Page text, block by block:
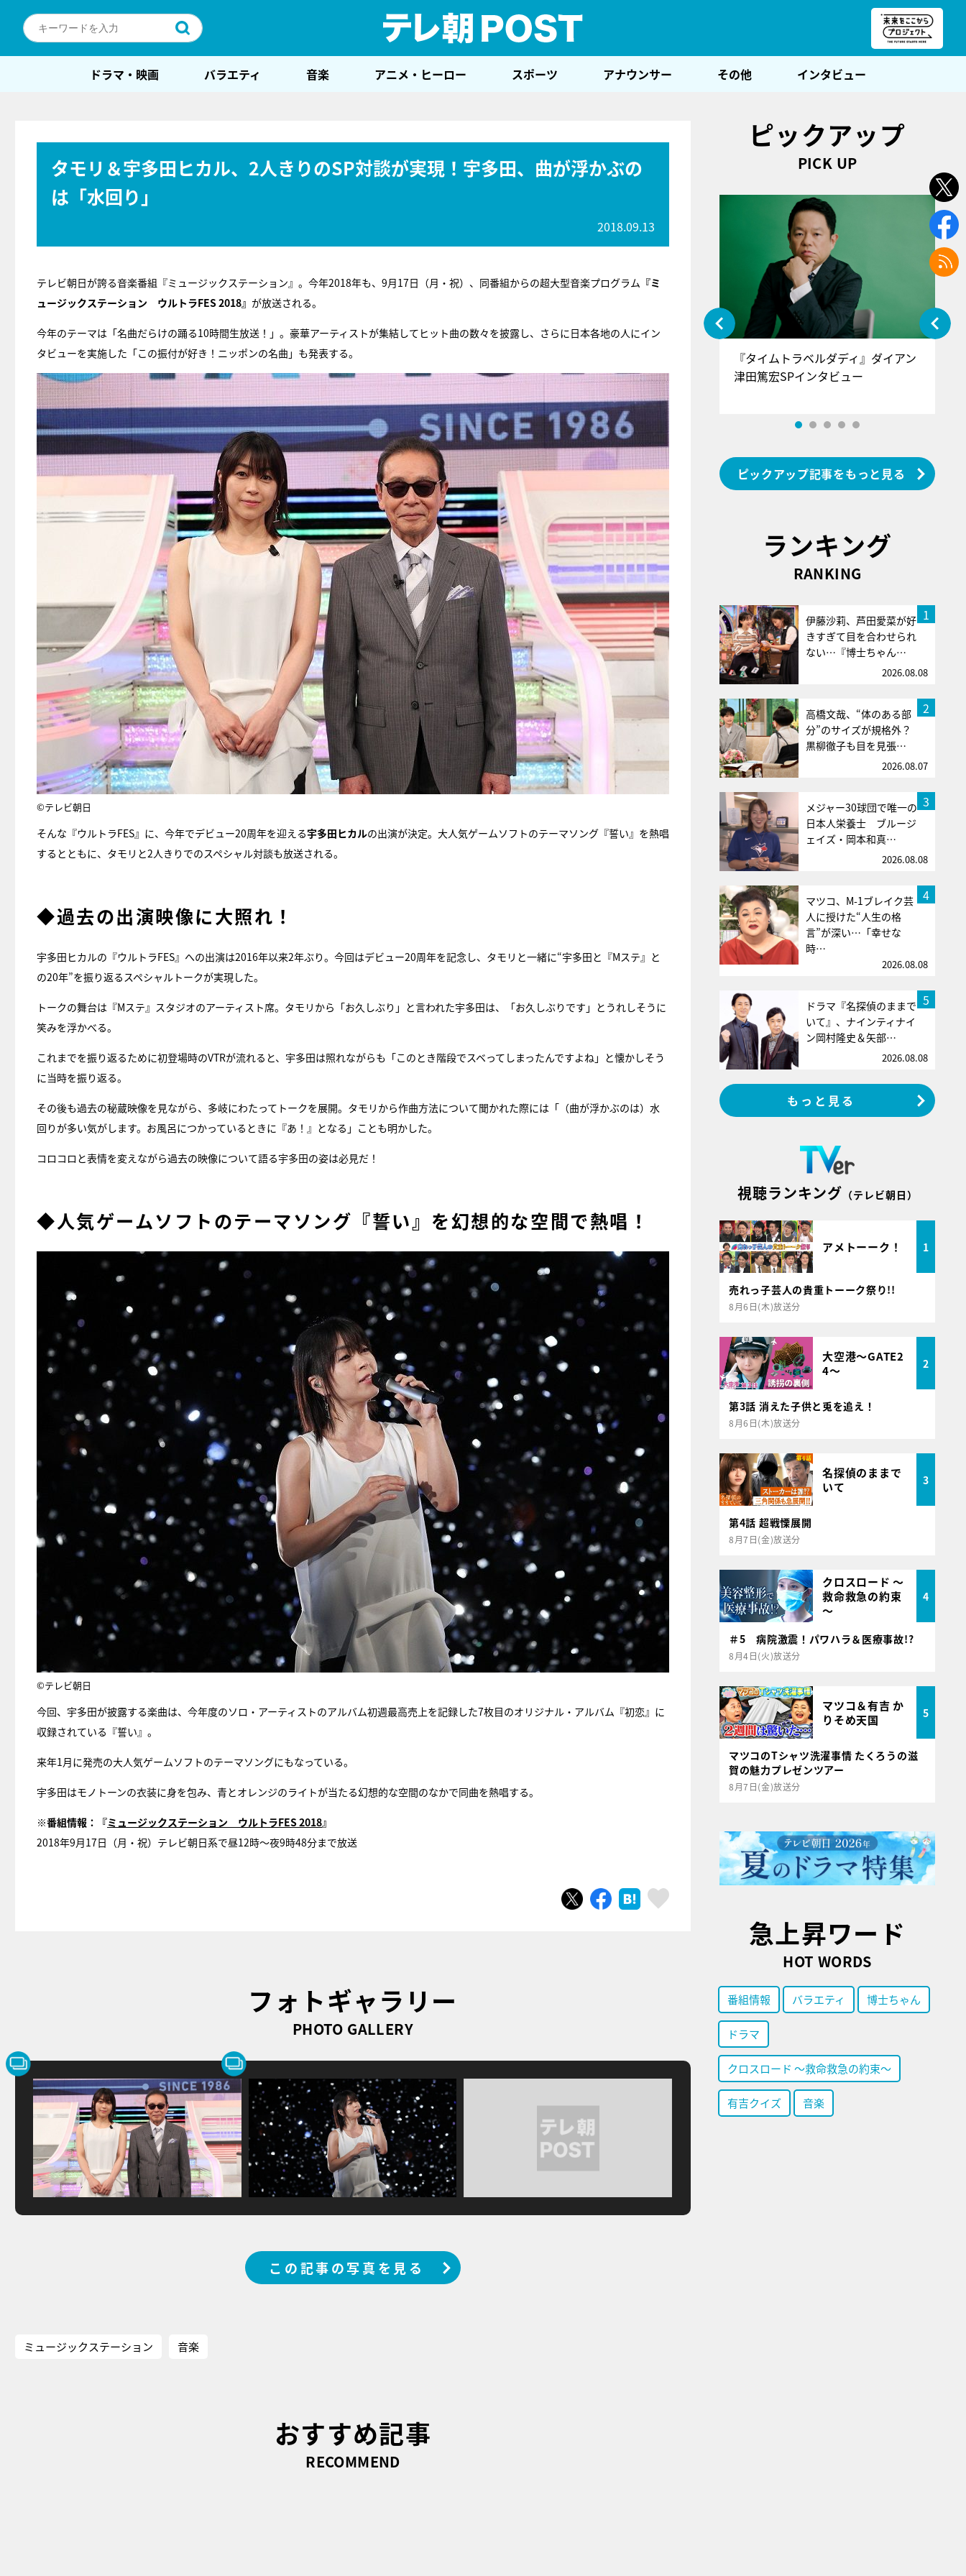
ドラマ・映画 バラエティ 音楽 アニメ・ヒーロー スポーツ アナウンサー その他 インタビュー
タモリ＆宇多田ヒカル、2人きりのSP対談が実現！宇多田、曲が浮かぶの
は「水回り」
2018.09.13
テレビ朝日が誇る音楽番組『ミュージックステーション』。今年2018年も、9月17日（月・祝）、同番組からの超大型音楽プログラム 『ミ
ュージックステーション ウルトラFES 2018』 が放送される。
今年のテーマは「名曲だらけの踊る10時間生放送！」。豪華アーティストが集結してヒット曲の数々を披露し、さらに日本各地の人にイン
タビューを実施した「この振付が好き！ニッポンの名曲」も発表する。
©テレビ朝日
そんな『ウルトラFES』に、今年でデビュー20周年を迎える宇多田ヒカルの出演が決定。大人気ゲームソフトのテーマソング『誓い』を熱唱
するとともに、タモリと2人きりでのスペシャル対談も放送される。
◆過去の出演映像に大照れ！
宇多田ヒカルの『ウルトラFES』への出演は2016年以来2年ぶり。今回はデビュー20周年を記念し、タモリと一緒に“宇多田と『Mステ』と
の20年”を振り返るスペシャルトークが実現した。
トークの舞台は『Mステ』スタジオのアーティスト席。タモリから「お久しぶり」と言われた宇多田は、「お久しぶりです」とうれしそうに
笑みを浮かべる。
これまでを振り返るために初登場時のVTRが流れると、宇多田は照れながらも「このとき階段でスベってしまったんですよね」と懐かしそう
に当時を振り返る。
その後も過去の秘蔵映像を見ながら、多岐にわたってトークを展開。タモリから作曲方法について聞かれた際には「（曲が浮かぶのは）水
回りが多い気がします。お風呂につかっているときに『あ！』となる」ことも明かした。
コロコロと表情を変えながら過去の映像について語る宇多田の姿は必見だ！
◆人気ゲームソフトのテーマソング『誓い』を幻想的な空間で熱唱！
©テレビ朝日
今回、宇多田が披露する楽曲は、今年度のソロ・アーティストのアルバム初週最高売上を記録した7枚目のオリジナル・アルバム『初恋』に
収録されている『誓い』。
来年1月に発売の大人気ゲームソフトのテーマソングにもなっている。
宇多田はモノトーンの衣装に身を包み、青とオレンジのライトが当たる幻想的な空間のなかで同曲を熱唱する。
※番組情報：『ミュージックステーション ウルトラFES 2018』
2018年9月17日（月・祝）テレビ朝日系で昼12時～夜9時48分まで放送
ツイートシェア はてブ
フォトギャラリー
PHOTO GALLERY
この記事の写真を見る
ミュージックステーション 音楽
おすすめ記事
RECOMMEND
ピックアップ
PICK UP
E齋藤樹愛羅＆佐々木舞香SPインタ
ビュー
『タイムトラベルダディ』ダイアン
津田篤宏SPインタビュー
ピックアップ記事をもっと見る
ランキング
RANKING
1
伊藤沙莉、芦田愛菜が好
きすぎて目を合わせられ
ない…『博士ちゃん…
2026.08.08
2
高橋文哉、“体のある部
分”のサイズが規格外？
黒柳徹子も目を見張…
2026.08.07
3
メジャー30球団で唯一の
日本人栄養士 ブルージ
ェイズ・岡本和真…
2026.08.08
4
マツコ、M-1ブレイク芸
人に授けた“人生の格
言”が深い…「幸せな
時…
2026.08.08
5
ドラマ『名探偵のままで
いて』、ナインティナイ
ン岡村隆史＆矢部…
2026.08.08
もっと見る
視聴ランキング （テレビ朝日）
アメトーーク！ 1
売れっ子芸人の貴重トーーク祭り!!
8月6日(木)放送分
大空港～GATE2
4～
2
第3話 消えた子供と兎を追え！
8月6日(木)放送分
名探偵のままで
いて
3
第4話 超戦慄展開
8月7日(金)放送分
クロスロード ～
救命救急の約束
～
4
＃5 病院激震！パワハラ＆医療事故!?
8月4日(火)放送分
マツコ＆有吉 か
りそめ天国
5
マツコのTシャツ洗濯事情 たくろうの滋
賀の魅力プレゼンツアー
8月7日(金)放送分
急上昇ワード
HOT WORDS
番組情報 バラエティ 博士ちゃん
ドラマ
クロスロード ～救命救急の約束～
有吉クイズ 音楽